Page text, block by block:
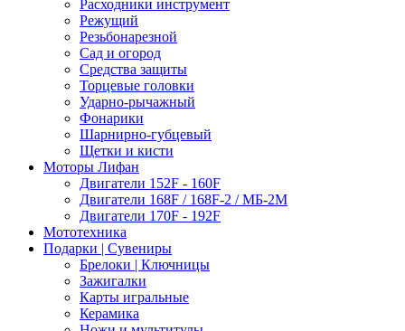
Расходники инструмент
Режущий
Резьбонарезной
Сад и огород
Средства защиты
Торцевые головки
Ударно-рычажный
Фонарики
Шарнирно-губцевый
Щетки и кисти
Моторы Лифан
Двигатели 152F - 160F
Двигатели 168F / 168F-2 / МБ-2М
Двигатели 170F - 192F
Мототехника
Подарки | Сувениры
Брелоки | Ключницы
Зажигалки
Карты игральные
Керамика